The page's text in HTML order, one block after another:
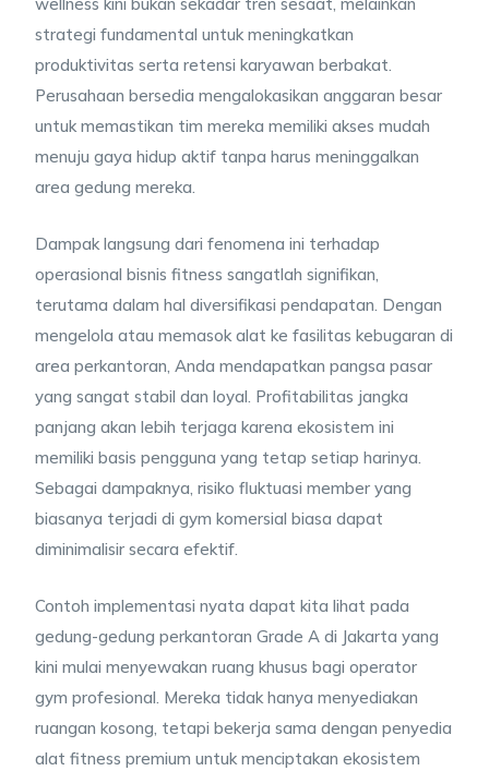
wellness kini bukan sekadar tren sesaat, melainkan
strategi fundamental untuk meningkatkan
produktivitas serta retensi karyawan berbakat.
Perusahaan bersedia mengalokasikan anggaran besar
untuk memastikan tim mereka memiliki akses mudah
menuju gaya hidup aktif tanpa harus meninggalkan
area gedung mereka.
Dampak langsung dari fenomena ini terhadap
operasional bisnis fitness sangatlah signifikan,
terutama dalam hal diversifikasi pendapatan. Dengan
mengelola atau memasok alat ke fasilitas kebugaran di
area perkantoran, Anda mendapatkan pangsa pasar
yang sangat stabil dan loyal. Profitabilitas jangka
panjang akan lebih terjaga karena ekosistem ini
memiliki basis pengguna yang tetap setiap harinya.
Sebagai dampaknya, risiko fluktuasi member yang
biasanya terjadi di gym komersial biasa dapat
diminimalisir secara efektif.
Contoh implementasi nyata dapat kita lihat pada
gedung-gedung perkantoran Grade A di Jakarta yang
kini mulai menyewakan ruang khusus bagi operator
gym profesional. Mereka tidak hanya menyediakan
ruangan kosong, tetapi bekerja sama dengan penyedia
alat fitness premium untuk menciptakan ekosistem